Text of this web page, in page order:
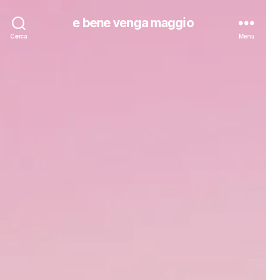
Cerca
e bene venga maggio
Menu